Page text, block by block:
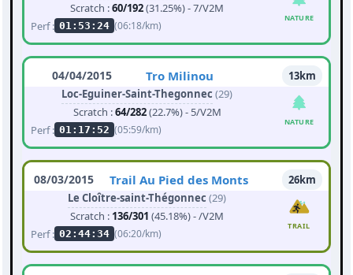
Scratch :60/192(31.25%) - 7/V2M
Perf : 01:53:24 (06:18/km)
NATURE
04/04/2015 Tro Milinou
13km
Loc-Eguiner-Saint-Thegonnec (29)
Scratch :64/282(22.7%) - 5/V2M
Perf : 01:17:52 (05:59/km)
NATURE
08/03/2015 Trail Au Pied des Monts
26km
Le Cloître-saint-Thégonnec (29)
Scratch : 136/301 (45.18%) - /V2M
Perf : 02:44:34 (06:20/km)
TRAIL